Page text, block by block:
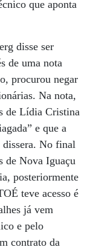
que aponta
disse ser
de uma nota
procurou negar
Na nota,
de Lídia Cristina
e que a
No final
de Nova Iguaçu
posteriormente
teve acesso é
já vem
e pelo
contrato da